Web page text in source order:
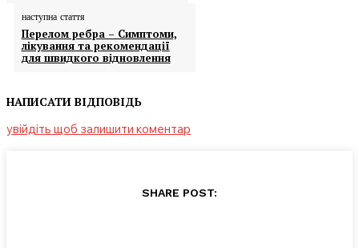
наступна стаття
Перелом ребра – Симптоми,
лікування та рекомендації
для швидкого відновлення
НАПИСАТИ ВІДПОВІДЬ
увійдіть щоб залишити коментар
SHARE POST: